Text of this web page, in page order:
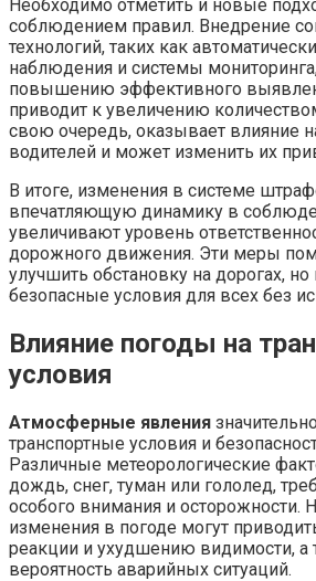
Необходимо отметить и новые
соблюдением правил. Внедрение
технологий, таких как
наблюдения и системы
повышению эффективного
приводит к увеличению
свою очередь, оказывает влияние
водителей и может изменить их
В итоге, изменения в системе
впечатляющую динамику в
увеличивают уровень
дорожного движения. Эти меры
улучшить обстановку на дорогах, но
безопасные условия для всех без
Влияние погоды на
условия
Атмосферные явления
транспортные условия и
Различные метеорологические
дождь, снег, туман или гололед,
особого внимания и осторожности.
изменения в погоде могут
реакции и ухудшению видимости, а
вероятность аварийных ситуаций.